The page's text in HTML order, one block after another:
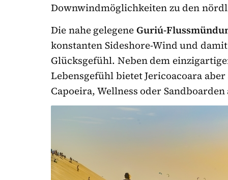
Downwindmöglichkeiten zu den
Die nahe gelegeneGuriú-
konstanten Sideshore-Wind und
Glücksgefühl. Neben dem
Lebensgefühl bietet Jericoacoara
Capoeira, Wellness oder Sandboarden